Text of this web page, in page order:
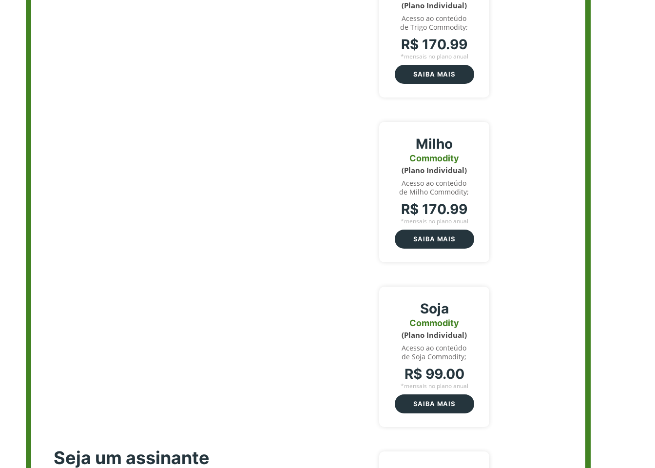
Seja um assinante
(Plano Individual)
Acesso ao conteúdo
de Trigo Commodity;
R$ 170.99
*mensais no plano anual
SAIBA MAIS
Milho
Commodity
(Plano Individual)
Acesso ao conteúdo
de Milho Commodity;
R$ 170.99
*mensais no plano anual
SAIBA MAIS
Soja
Commodity
(Plano Individual)
Acesso ao conteúdo
de Soja Commodity;
R$ 99.00
*mensais no plano anual
SAIBA MAIS